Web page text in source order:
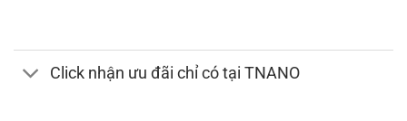
Click nhận ưu đãi chỉ có tại TNANO